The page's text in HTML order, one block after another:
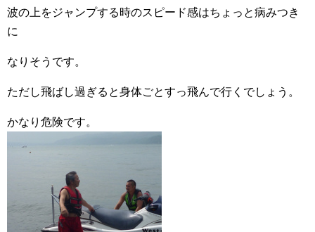
波の上をジャンプする時のスピード感はちょっと病みつき
に
なりそうです。
ただし飛ばし過ぎると身体ごとすっ飛んで行くでしょう。
かなり危険です。